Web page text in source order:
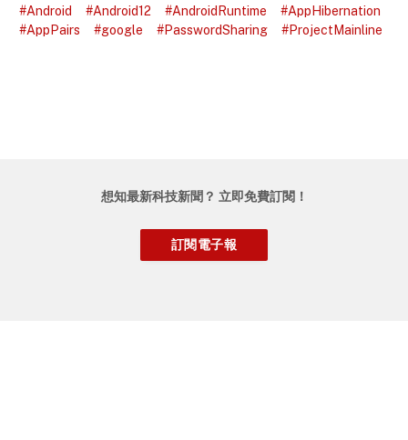
#Android #Android12 #AndroidRuntime
#AppHibernation
#AppPairs
#google #PasswordSharing #ProjectMainline
想知最新科技新聞？ 立即免費訂閱！